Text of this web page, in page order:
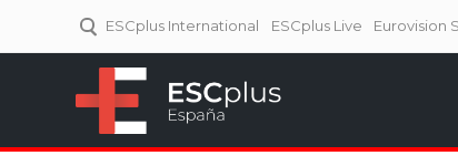
ESCplus International ESCplus Live Eurovision